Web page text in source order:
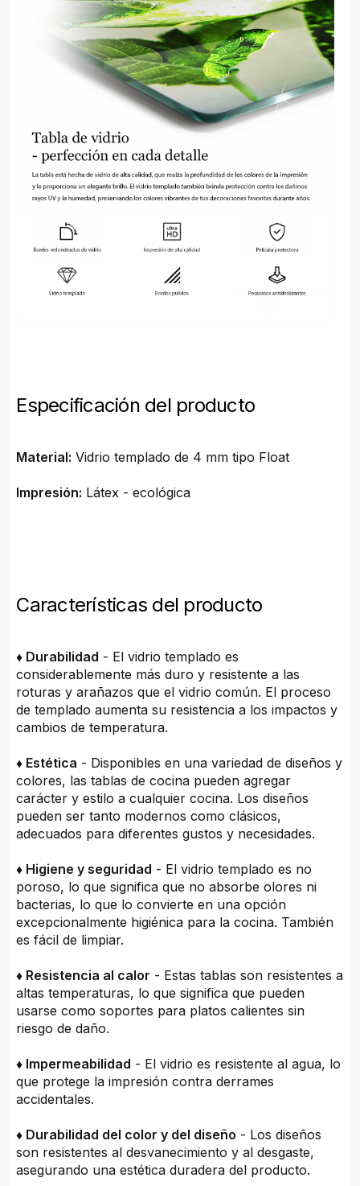
Especificación del producto
Material: Vidrio templado de 4 mm tipo Float
Impresión: Látex - ecológica
Características del producto
♦ Durabilidad - El vidrio templado es
considerablemente más duro y resistente a las
roturas y arañazos que el vidrio común. El proceso
de templado aumenta su resistencia a los impactos y
cambios de temperatura.
♦ Estética - Disponibles en una variedad de diseños y
colores, las tablas de cocina pueden agregar
carácter y estilo a cualquier cocina. Los diseños
pueden ser tanto modernos como clásicos,
adecuados para diferentes gustos y necesidades.
♦ Higiene y seguridad - El vidrio templado es no
poroso, lo que significa que no absorbe olores ni
bacterias, lo que lo convierte en una opción
excepcionalmente higiénica para la cocina. También
es fácil de limpiar.
♦ Resistencia al calor - Estas tablas son resistentes a
altas temperaturas, lo que significa que pueden
usarse como soportes para platos calientes sin
riesgo de daño.
♦ Impermeabilidad - El vidrio es resistente al agua, lo
que protege la impresión contra derrames
accidentales.
♦ Durabilidad del color y del diseño - Los diseños
son resistentes al desvanecimiento y al desgaste,
asegurando una estética duradera del producto.